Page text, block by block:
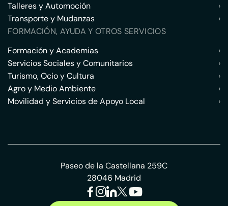
Talleres y Automoción
›
Transporte y Mudanzas
›
FORMACIÓN, AYUDA Y OTROS SERVICIOS
Formación y Academias
›
Servicios Sociales y Comunitarios
›
Turismo, Ocio y Cultura
›
Agro y Medio Ambiente
›
Movilidad y Servicios de Apoyo Local
›
Paseo de la Castellana 259C
28046 Madrid